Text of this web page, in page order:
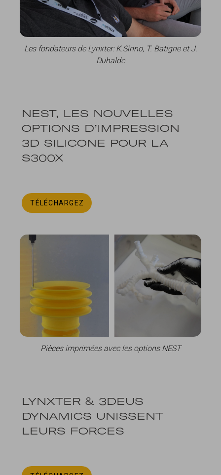
Les fondateurs de Lynxter: K.Sinno, T. Batigne et J.
Duhalde
NEST, LES NOUVELLES
OPTIONS D’IMPRESSION
3D SILICONE POUR LA
S300X
TÉLÉCHARGEZ
Pièces imprimées avec les options NEST
LYNXTER & 3DEUS
DYNAMICS UNISSENT
LEURS FORCES